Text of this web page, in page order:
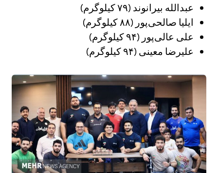
عبدالله بیرانوند (۷۹ کیلوگرم)
ایلیا صالحی‌پور (۸۸ کیلوگرم)
علی عالی‌پور (۹۴ کیلوگرم)
علیرضا معینی (۹۴ کیلوگرم)